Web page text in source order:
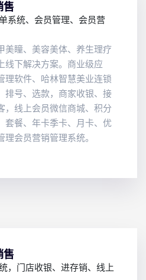
售
系统、会员管理、会员营
美瞳、美容美体、养生理疗
线下解决方案。商业级应
理软件、哈林智慧美业连锁
排号、选款，商家收银、接
，线上会员微信商城、积分
套餐、年卡季卡、月卡、优
会员营销管理系统。
售
，门店收银、进存销、线上